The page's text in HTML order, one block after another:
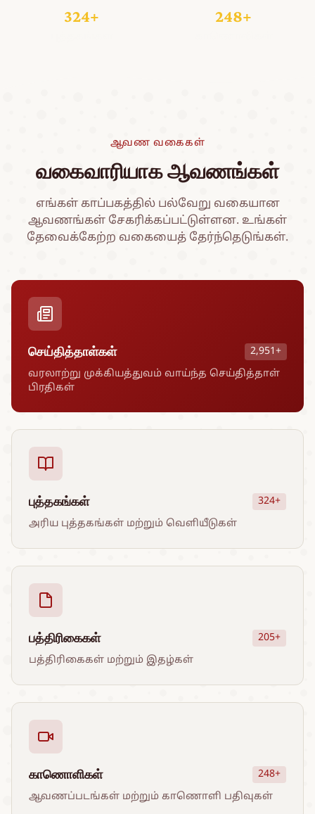
324+ 248+
ஆவண வகைகள்
வகைவாரியாக ஆவணங்கள்
எங்கள் காப்பகத்தில் பல்வேறு வகையான
ஆவணங்கள் சேகரிக்கப்பட்டுள்ளன. உங்கள்
தேவைக்கேற்ற வகையைத் தேர்ந்தெடுங்கள்.
செய்தித்தாள்கள்
2,951+
வரலாற்று முக்கியத்துவம் வாய்ந்த செய்தித்தாள்
பிரதிகள்
புத்தகங்கள்
324+
அரிய புத்தகங்கள் மற்றும் வெளியீடுகள்
பத்திரிகைகள்
205+
பத்திரிகைகள் மற்றும் இதழ்கள்
காணொளிகள்
248+
ஆவணப்படங்கள் மற்றும் காணொளி பதிவுகள்